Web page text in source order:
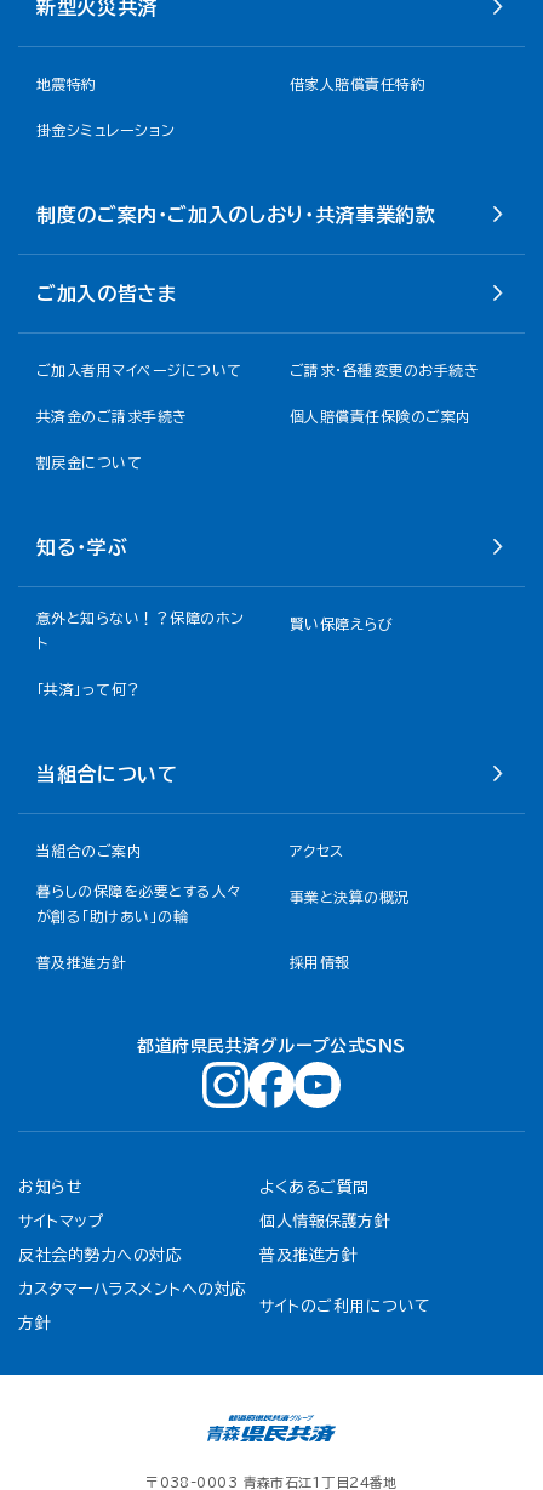
新型火災共済
地震特約 借家人賠償責任特約
掛金シミュレーション
制度のご案内・ご加入のしおり・共済事業約款
ご加入の皆さま
ご加入者用マイページについて ご請求・各種変更のお手続き
共済金のご請求手続き 個人賠償責任保険のご案内
割戻金について​
知る・学ぶ
意外と知らない！？保障のホン
ト
賢い保障えらび
「共済」って何？
当組合について
当組合のご案内 アクセス
暮らしの保障を必要とする人々
が創る「助けあい」の輪
事業と決算の概況
普及推進方針 採用情報
都道府県民共済グループ公式ＳＮＳ
お知らせ よくあるご質問
サイトマップ 個人情報保護方針
反社会的勢力への対応 普及推進方針
カスタマーハラスメントへの対応
方針
サイトのご利用について
〒038-0003 青森市石江1丁目24番地